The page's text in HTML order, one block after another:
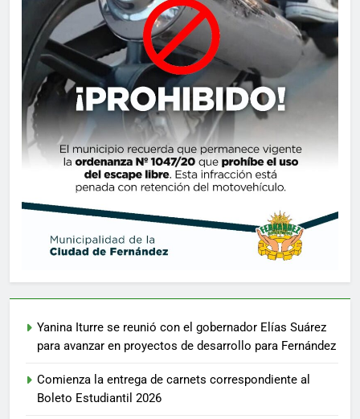
Yanina Iturre se reunió con el gobernador Elías Suárez
para avanzar en proyectos de desarrollo para Fernández
Comienza la entrega de carnets correspondiente al
Boleto Estudiantil 2026